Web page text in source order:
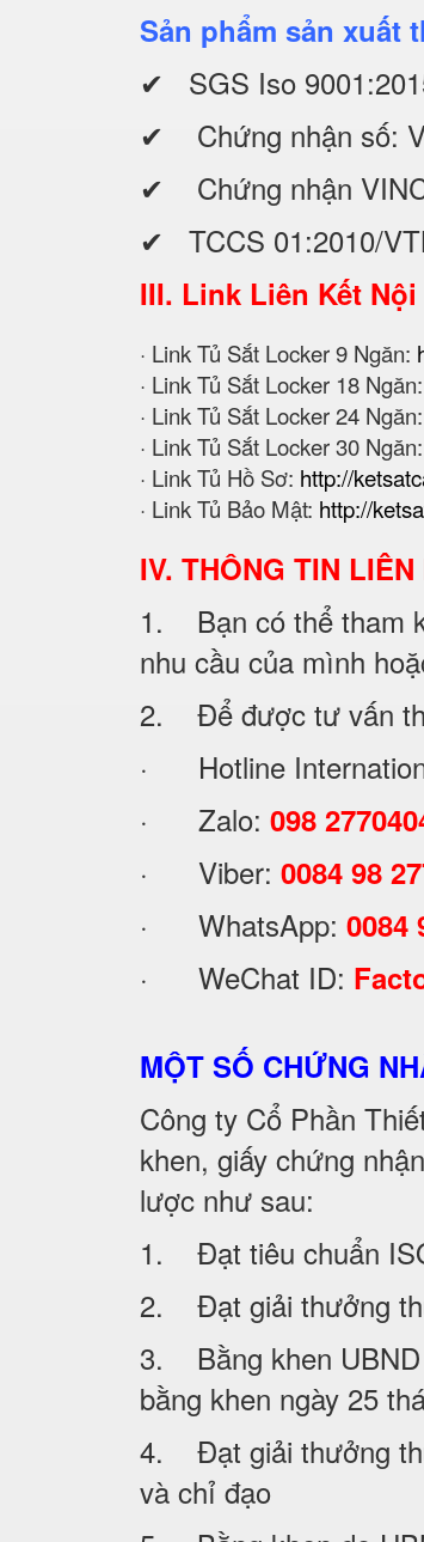
Sản phẩm sản xuất
✔ SGS Iso
✔ Chứng nhận số:
✔ Chứng nhận
✔ TCCS 01:2010/
III. Link Liên Kết
· Link Tủ Sắt Locker 9 Ngăn:
· Link Tủ Sắt Locker 18 Ngăn:
· Link Tủ Sắt Locker 24 Ngăn:
· Link Tủ Sắt Locker 30 Ngăn:
· Link Tủ Hồ Sơ: http://
· Link Tủ Bảo Mật: http://
IV. THÔNG TIN LIÊN
1. Bạn có thể tham
nhu cầu của mình
2. Để được tư vấn
· Hotline
· Zalo: 098
· Viber: 0084 98
· WhatsApp: 0084
· WeChat ID:
MỘT SỐ CHỨNG
Công ty Cổ Phần
khen, giấy chứng
lược như sau:
1. Đạt tiêu chuẩn
2. Đạt giải thưởng
3. Bằng khen UBND
bằng khen ngày 25
4. Đạt giải thưởng
và chỉ đạo